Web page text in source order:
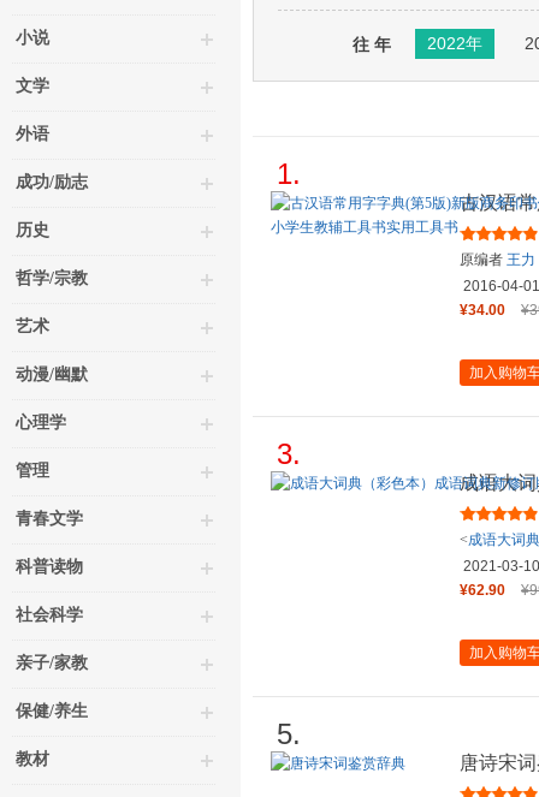
小说
文学
外语
成功/励志
历史
哲学/宗教
艺术
动漫/幽默
心理学
管理
青春文学
科普读物
社会科学
亲子/家教
保健/养生
教材
往 年 2022年
1.
古汉语
王力古
原编者 王力
作藩
张万
2016-04-01
¥34.00
加入购物
3.
成语大
26多万
<成语大词典
2021-03-10
¥62.90
加入购物
5.
唐诗宋